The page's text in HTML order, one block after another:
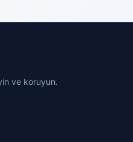
ve koruyun.